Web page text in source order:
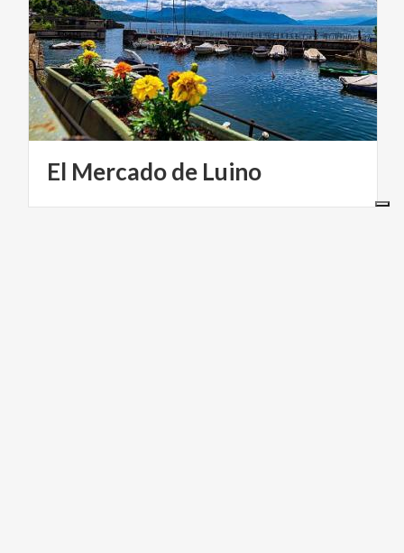
El Mercadode Luino